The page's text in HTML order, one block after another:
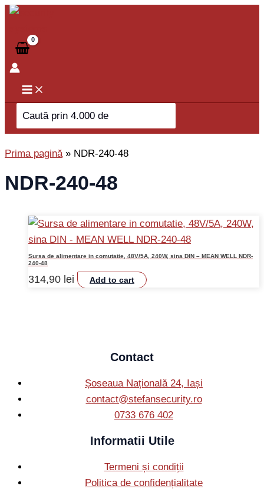
Skip
content
Search
for:
Prima pagină» NDR-240-48
NDR-240-48
Sursa de alimentare in comutatie, 48V/5A, 240W, sina DIN – MEAN WELL NDR-
240-48
314,90 lei Add to cart
Contact
Șoseaua Națională 24, Iași
contact@stefansecurity.ro
0733 676 402
Informatii Utile
Termeni și condiții
Politica de confidențialitate